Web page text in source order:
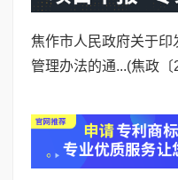
焦作市人民政府关于
管理办法的通...(焦政